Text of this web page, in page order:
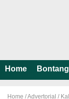
Home Bontang
Home /Advertorial /